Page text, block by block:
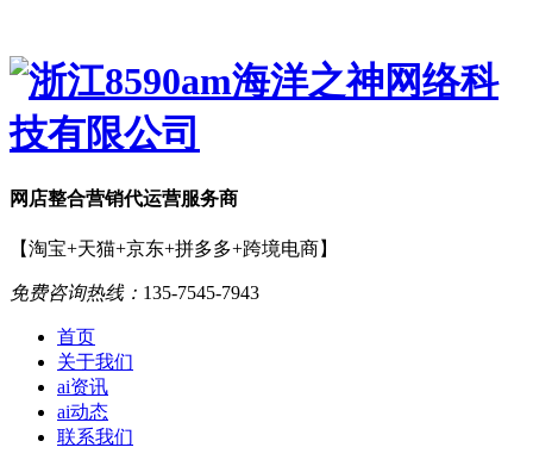
网店整合营销代运营服务商
【淘宝+天猫+京东+拼多多+跨境电商】
免费咨询热线： 135-7545-7943
首页
关于我们
ai资讯
ai动态
联系我们